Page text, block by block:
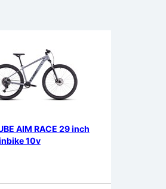
AIM RACE 29 inch
10v